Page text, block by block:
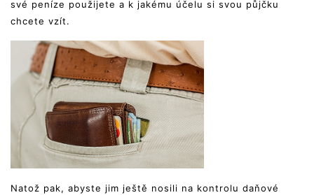
své peníze použijete a k jakému účelu si svou půjčku
chcete vzít.
Natož pak, abyste jim ještě nosili na kontrolu daňové